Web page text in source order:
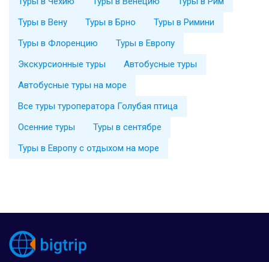
Туры в Вену
Туры в Брно
Туры в Римини
Туры в Флоренцию
Туры в Европу
Экскурсионные туры
Автобусные туры
Автобусные туры на море
Все туры туроператора Голубая птица
Осенние туры
Туры в сентябре
Туры в Европу с отдыхом на море